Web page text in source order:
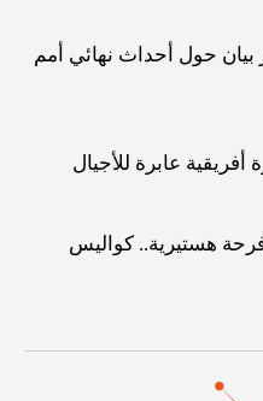
بيان حول أحداث نهائي أمم
عابرة للأجيال
هستيرية.. كواليس